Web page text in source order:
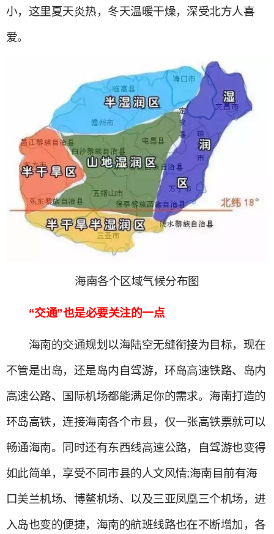
小，这里夏天炎热，冬天温暖干燥，深受北方人喜
爱。
海南各个区域气候分布图
“交通”也是必要关注的一点
海南的交通规划以海陆空无缝衔接为目标，现在
不管是出岛，还是岛内自驾游，环岛高速铁路、岛内
高速公路、国际机场都能满足你的需求。海南打造的
环岛高铁，连接海南各个市县，仅一张高铁票就可以
畅通海南。同时还有东西线高速公路，自驾游也变得
如此简单，享受不同市县的人文风情;海南目前有海
口美兰机场、博鳌机场、以及三亚凤凰三个机场，进
入岛也变的便捷，海南的航班线路也在不断增加，各